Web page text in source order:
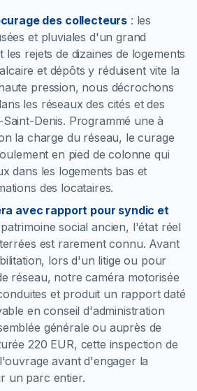
des collecteurs : les
et pluviales d'un grand
les rejets de dizaines de logements
et dépôts y réduisent vite la
pression, nous décrochons
les réseaux des cités et des
Denis. Programmé une à
la charge du réseau, le curage
en pied de colonne qui
dans les logements bas et
des locataires.
avec rapport pour syndic et
social ancien, l'état réel
est rarement connu. Avant
lors d'un litige ou pour
réseau, notre caméra motorisée
et produit un rapport daté
en conseil d'administration
générale ou auprès de
220 EUR, cette inspection de
avant d'engager la
un parc entier.